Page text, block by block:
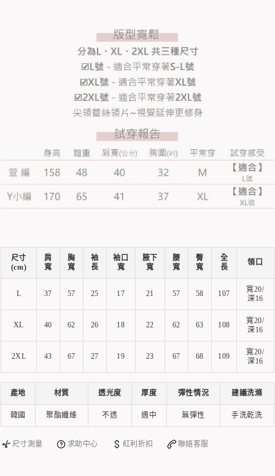
尺寸
(cm)
肩
寬
胸
寬
袖
長
袖口
寬
腋下
寬
腰
寬
臀
寬
全
長
領口
L 37 57 25 17 21 57 58 107
寬20/
深16
XL 40 62 26 18 22 62 63 108
寬20/
深16
2XL 43 67 27 19 23 67 68 109
寬20/
深16
產地 材質 透光度 厚度 彈性情況 建議洗滌
韓國 聚酯纖維 不透 適中 無彈性 手洗乾洗
尺寸測量 求助中心 紅利折扣 聯絡客服